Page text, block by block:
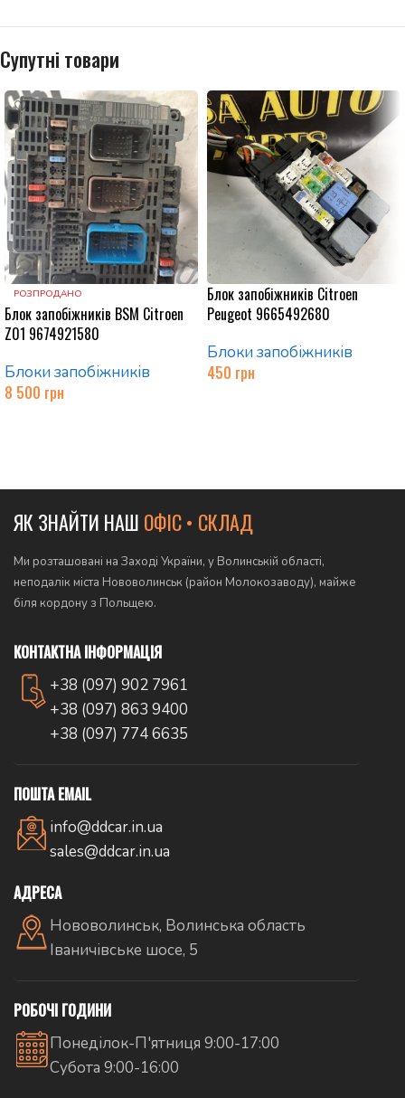
Супутні товари
РОЗПРОДАНО
Блок запобіжників BSM Citroen
Z01 9674921580
Блоки запобіжників
8 500 грн
Блок запобіжників Citroen
Peugeot 9665492680
Блоки запобіжників
450 грн
ЯК ЗНАЙТИ НАШ ОФІС • СКЛАД
Ми розташовані на Заході України, у Волинській області,
неподалік міста Нововолинськ (район Молокозаводу), майже
біля кордону з Польщею.
КОНТАКТНА ІНФОРМАЦІЯ
+38 (097) 902 7961
+38 (097) 863 9400
+38 (097) 774 6635
ПОШТА EMAIL
info@ddcar.in.ua
sales@ddcar.in.ua
АДРЕСА
Нововолинськ, Волинська область
Іваничівське шосе, 5
РОБОЧІ ГОДИНИ
Понеділок-П'ятниця 9:00-17:00
Субота 9:00-16:00